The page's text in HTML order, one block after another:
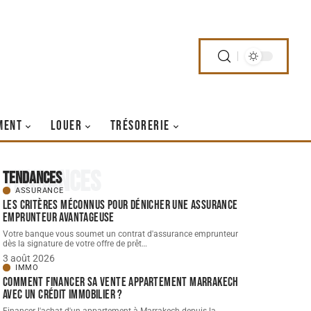
LOUER TRÉSORERIE
Tendances
Tendances
ASSURANCE
Les critères méconnus pour dénicher une assurance
emprunteur avantageuse
Votre banque vous soumet un contrat d'assurance emprunteur
dès la signature de votre offre de prêt…
3 août 2026
IMMO
Comment financer sa vente appartement Marrakech
avec un crédit immobilier ?